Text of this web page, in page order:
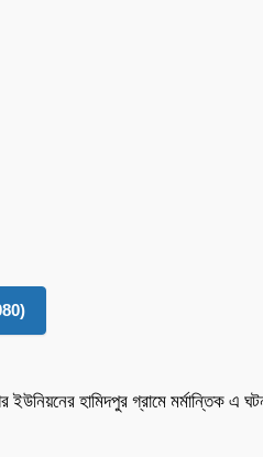
হামিদপুর গ্রামে মর্মান্তিক এ